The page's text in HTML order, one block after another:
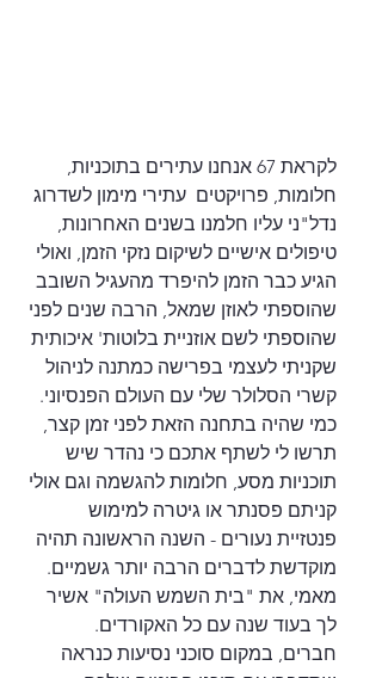
לקראת 67 אנחנו עתירים בתוכניות,
חלומות, פרויקטים  עתירי מימון לשדרוג
נדל"ני עליו חלמנו בשנים האחרונות,
טיפולים אישיים לשיקום נזקי הזמן, ואולי
הגיע כבר הזמן להיפרד מהעגיל השובב
שהוספתי לאוזן שמאל, הרבה שנים לפני
שהוספתי לשם אוזניית בלוטות' איכותית
שקניתי לעצמי בפרישה כמתנה לניהול
קשרי הסלולר שלי עם העולם הפנסיוני.
כמי שהיה בתחנה הזאת לפני זמן קצר,
תרשו לי לשתף אתכם כי נהדר שיש
תוכניות מסע, חלומות להגשמה וגם אולי
קניתם פסנתר או גיטרה למימוש
פנטזיית נעורים - השנה הראשונה תהיה
מוקדשת לדברים הרבה יותר גשמיים.
מאמי, את "בית השמש העולה" אשיר
לך בעוד שנה עם כל האקורדים.
חברים, במקום סוכני נסיעות כנראה